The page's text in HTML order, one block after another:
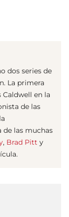
dos series de
La primera
en la
de las
de las muchas
, Brad Pitt y